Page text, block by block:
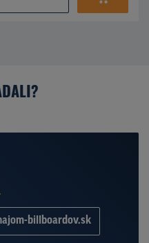
billboardov.sk